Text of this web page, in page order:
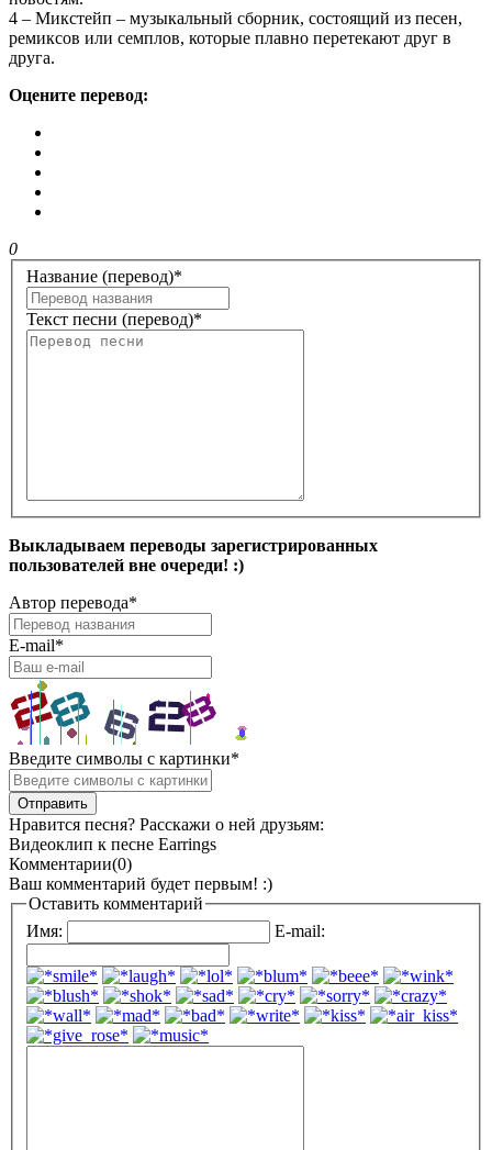
4 – Микстейп – музыкальный сборник, состоящий из песен,
ремиксов или семплов, которые плавно перетекают друг в
друга.
Оцените перевод:
0
Название (перевод)*
Текст песни (перевод)*
Выкладываем переводы зарегистрированных
пользователей вне очереди! :)
Автор перевода*
E-mail*
Введите символы с картинки*
Нравится песня? Расскажи о ней друзьям:
Видеоклип к песне Earrings
Комментарии(0)
Ваш комментарий будет первым! :)
Оставить комментарий
Имя:
E-mail: